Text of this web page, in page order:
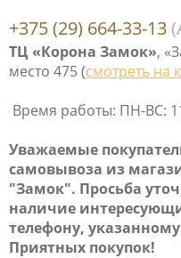
+375 (29) 664-33-13
ТЦ «Корона Замок»,
место 475 (смотреть на
Время работы: ПН-ВС:
Уважаемые
самовывоза из
"Замок". Просьба
наличие
телефону,
Приятных покупок!